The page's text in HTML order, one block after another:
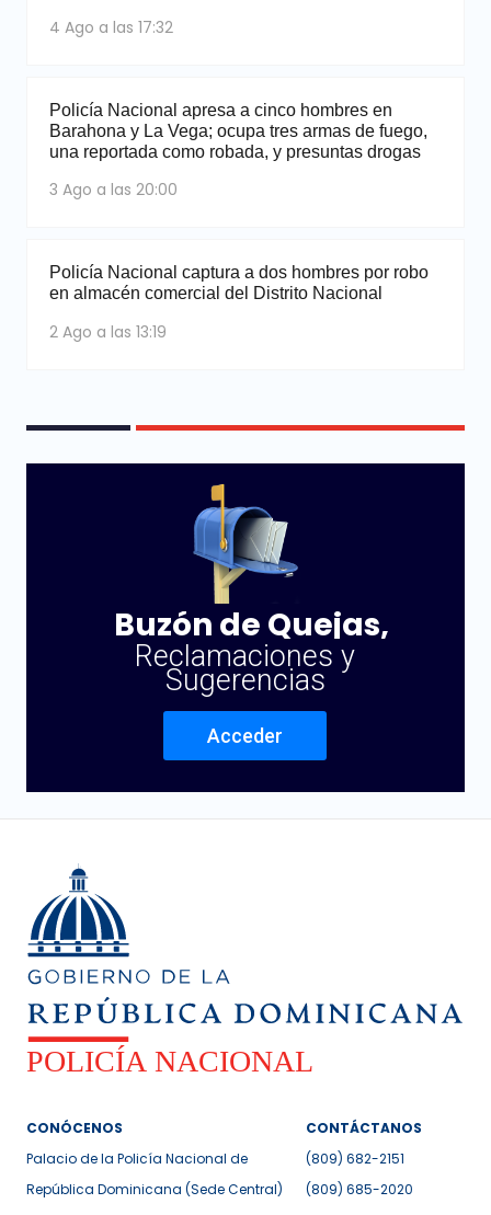
4 Ago a las 17:32
Policía Nacional apresa a cinco hombres en
Barahona y La Vega; ocupa tres armas de fuego,
una reportada como robada, y presuntas drogas
3 Ago a las 20:00
Policía Nacional captura a dos hombres por robo
en almacén comercial del Distrito Nacional
2 Ago a las 13:19
Buzón de Quejas,
Reclamaciones y
Sugerencias
Acceder
CONÓCENOS
Palacio de la Policía Nacional de
República Dominicana (Sede Central)
CONTÁCTANOS
(809) 682-2151
(809) 685-2020